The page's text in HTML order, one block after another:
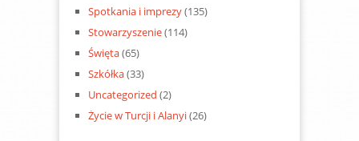
Spotkania i imprezy(135)
Stowarzyszenie(114)
Święta(65)
Szkółka(33)
Uncategorized (2)
Życie w Turcji i Alanyi(26)